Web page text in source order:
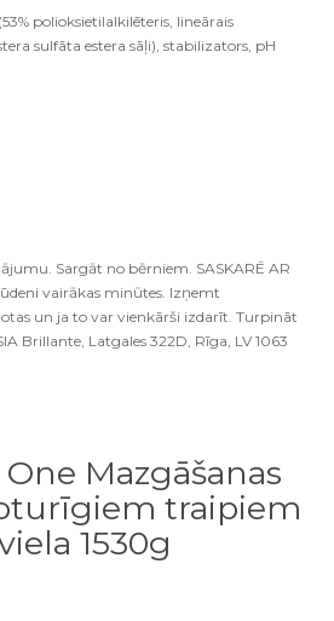
polioksietilalkilēteris, lineārais
sulfāta estera sāļi), stabilizators, pH
ājumu. Sargāt no bērniem. SASKARĒ AR
ūdeni vairākas minūtes. Izņemt
un ja to var vienkārši izdarīt. Turpināt
Brillante, Latgales 322D, Rīga, LV 1063
Mazgāšanas
traipiem
1530g